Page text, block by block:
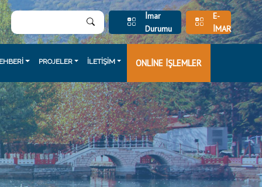
İmar
Durumu
E-
İMAR
PROJELER İLETİŞİM ONLİNE İŞLEMLER